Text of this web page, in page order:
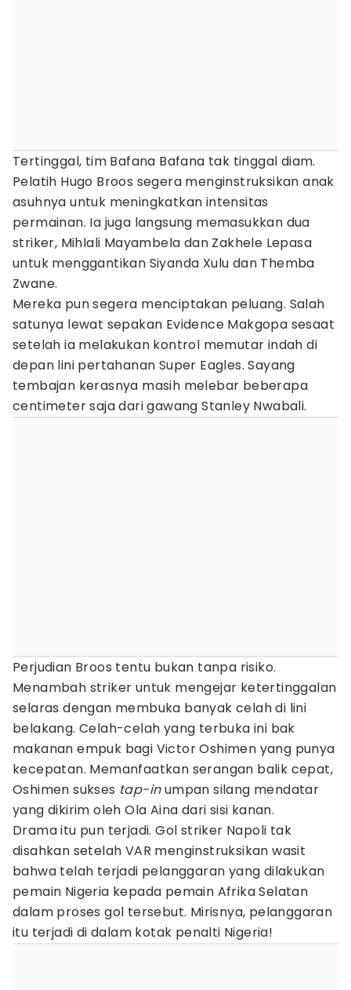
Tertinggal, tim Bafana Bafana tak tinggal diam.
Pelatih Hugo Broos segera menginstruksikan anak
asuhnya untuk meningkatkan intensitas
permainan. Ia juga langsung memasukkan dua
striker, Mihlali Mayambela dan Zakhele Lepasa
untuk menggantikan Siyanda Xulu dan Themba
Zwane.
Mereka pun segera menciptakan peluang. Salah
satunya lewat sepakan Evidence Makgopa sesaat
setelah ia melakukan kontrol memutar indah di
depan lini pertahanan Super Eagles. Sayang
tembajan kerasnya masih melebar beberapa
centimeter saja dari gawang Stanley Nwabali.
Perjudian Broos tentu bukan tanpa risiko.
Menambah striker untuk mengejar ketertinggalan
selaras dengan membuka banyak celah di lini
belakang. Celah-celah yang terbuka ini bak
makanan empuk bagi Victor Oshimen yang punya
kecepatan. Memanfaatkan serangan balik cepat,
Oshimen sukses tap-inumpan silang mendatar
yang dikirim oleh Ola Aina dari sisi kanan.
Drama itu pun terjadi. Gol striker Napoli tak
disahkan setelah VAR menginstruksikan wasit
bahwa telah terjadi pelanggaran yang dilakukan
pemain Nigeria kepada pemain Afrika Selatan
dalam proses gol tersebut. Mirisnya, pelanggaran
itu terjadi di dalam kotak penalti Nigeria!